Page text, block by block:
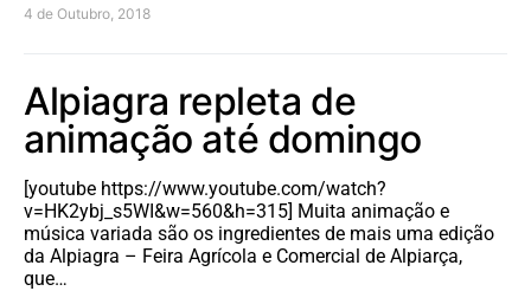
4 de Outubro, 2018
Alpiagra repleta de
animação até domingo
[youtube https://www.youtube.com/watch?
v=HK2ybj_s5WI&w=560&h=315] Muita animação e
música variada são os ingredientes de mais uma edição
da Alpiagra – Feira Agrícola e Comercial de Alpiarça,
que…